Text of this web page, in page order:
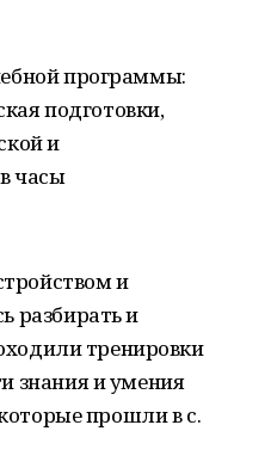
программы:
подготовки,
и
часы
и
разбирать и
тренировки
знания и умения
прошли в с.